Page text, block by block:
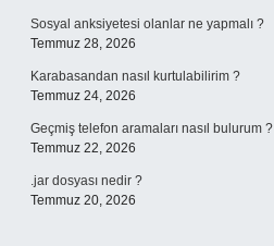
Sosyal anksiyetesi olanlar ne yapmalı ?
Temmuz 28, 2026
Karabasandan nasıl kurtulabilirim ?
Temmuz 24, 2026
Geçmiş telefon aramaları nasıl bulurum ?
Temmuz 22, 2026
.jar dosyası nedir ?
Temmuz 20, 2026